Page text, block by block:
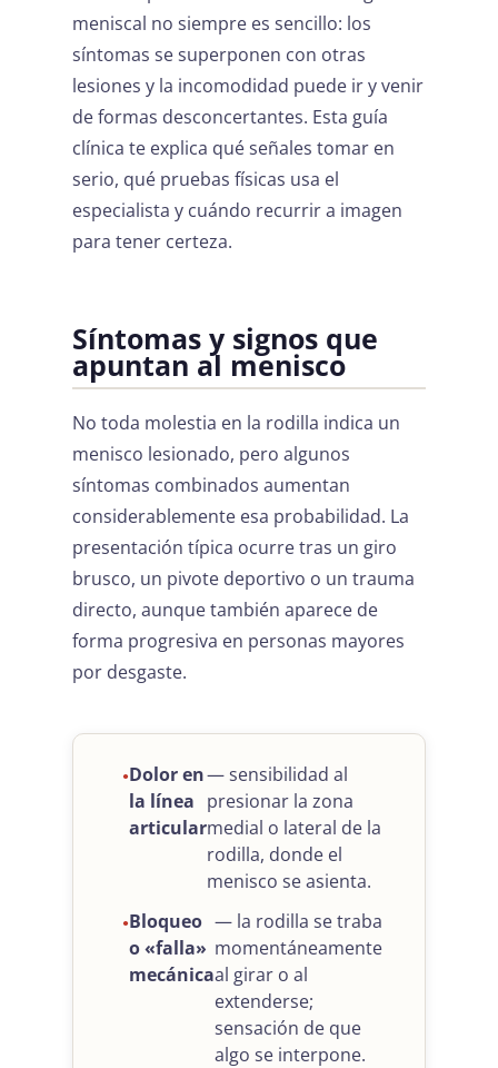
meniscal no siempre es sencillo: los
síntomas se superponen con otras
lesiones y la incomodidad puede ir y venir
de formas desconcertantes. Esta guía
clínica te explica qué señales tomar en
serio, qué pruebas físicas usa el
especialista y cuándo recurrir a imagen
para tener certeza.
Síntomas y signos que
apuntan al menisco
No toda molestia en la rodilla indica un
menisco lesionado, pero algunos
síntomas combinados aumentan
considerablemente esa probabilidad. La
presentación típica ocurre tras un giro
brusco, un pivote deportivo o un trauma
directo, aunque también aparece de
forma progresiva en personas mayores
por desgaste.
Dolor en
la línea
articular
— sensibilidad al
presionar la zona
medial o lateral de la
rodilla, donde el
menisco se asienta.
Bloqueo
o «falla»
mecánica
— la rodilla se traba
momentáneamente
al girar o al
extenderse;
sensación de que
algo se interpone.